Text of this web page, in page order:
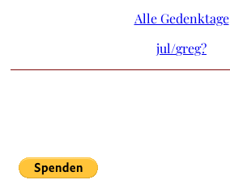
Alle Gedenktage
jul/greg?